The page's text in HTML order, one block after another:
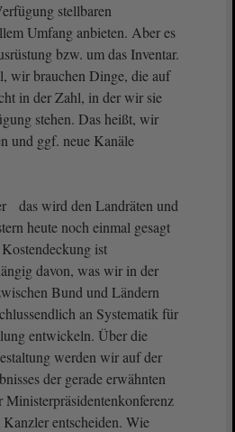
stellbaren
Umfang anbieten. Aber es
bzw. um das Inventar.
wir brauchen Dinge, die auf
in der Zahl, in der wir sie
stehen. Das heißt, wir
und ggf. neue Kanäle
das wird den Landräten und
heute noch einmal gesagt
ist
davon, was wir in der
Bund und Ländern
an Systematik für
entwickeln. Über die
werden wir auf der
der gerade erwähnten
entscheiden. Wie